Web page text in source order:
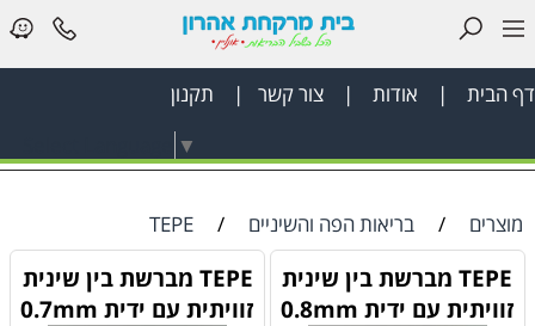
דף הבית | אודות | צור קשר | תקנון
▼
דף
הפה
מוצרים / בריאות הפה והשיניים /
TEPE
TEPE מברשת בין שינית
זוויתית עם ידית 0.8mm
TEPE מברשת בין שינית
זוויתית עם ידית 0.7mm